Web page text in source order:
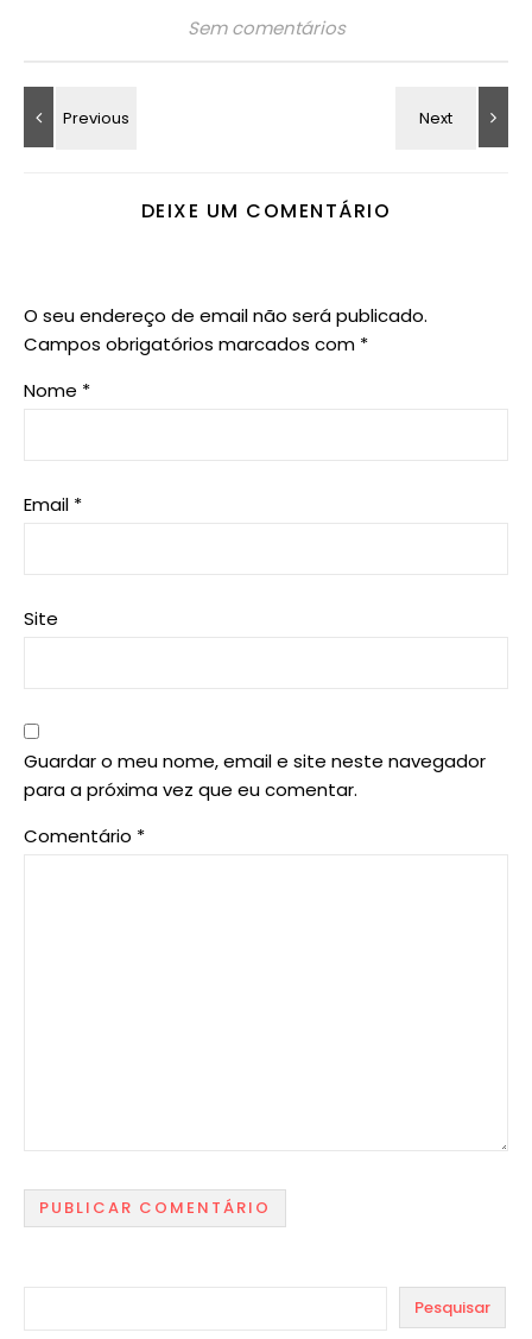
Sem comentários
DEIXE UM COMENTÁRIO
O seu endereço de email não será publicado.
Campos obrigatórios marcados com *
Nome *
Email *
Site
Guardar o meu nome, email e site neste navegador
para a próxima vez que eu comentar.
Comentário *
Pesquisar